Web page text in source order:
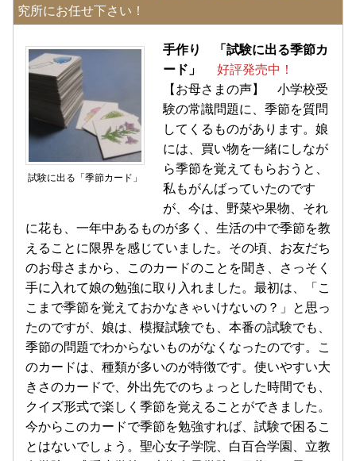
究所にお任せ下さい！
試験に出る「季節カード」
手作り 「試験に出る季節カ
ード」 好評発売中！
【お母さまの声】 小学校受
験の常識問題に、季節を質問
してくるものがあります。娘
には、買い物を一緒にしなが
ら季節を覚えてもらおうと、
私もがんばっていたのです
が、今は、野菜や果物、それ
に花も、一年中あるものが多く、生活の中で季節を教
えることに限界を感じていました。その頃、お友だち
のお母さまから、このカードのことを聞き、さっそく
手に入れて娘の勉強に取り入れました。最初は、「こ
こまで季節を覚えておかなきゃいけないの？」と思っ
たのですが、娘は、模擬試験でも、本番の試験でも、
季節の問題でわからないものがなくなったのです。こ
のカードは、種類が多いのが特徴です。使いやすい大
きさのカードで、外出先でのちょっとした時間でも、
クイズ形式で楽しく季節を覚えることができました。
今からこのカードで季節を勉強すれば、試験で困るこ
とはないでしょう。聖心女子学院、白百合学園、立教